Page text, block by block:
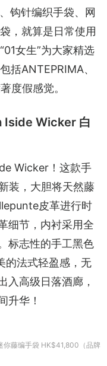
钩针编织手袋、网
，就算是日常使用
女生”为大家精选
括ANTEPRIMA、
度假感觉。
Iside Wicker 白
Wicker！这款手
装，大胆将天然藤
皮革进行时
细节，内衬采用全
标志性的手工黑色
的法式轻盈感，无
入高级日落酒廊，
升华！
你藤编手袋 HK$41,800（品牌